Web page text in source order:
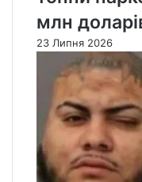
млн
23 Липня 2026